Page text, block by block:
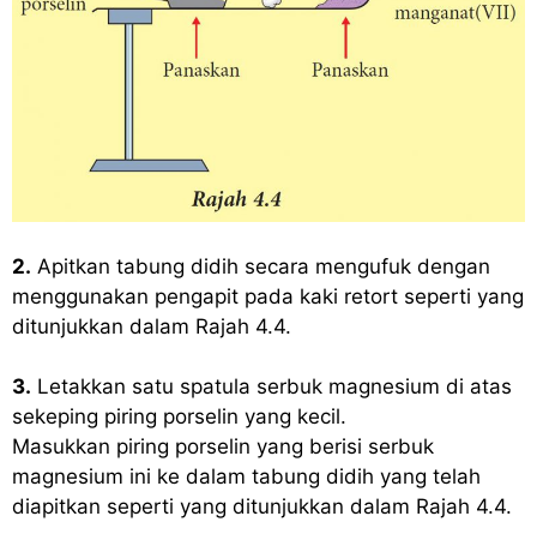
2. Apitkan tabung didih secara mengufuk dengan
menggunakan pengapit pada kaki retort seperti yang
ditunjukkan dalam Rajah 4.4.
3. Letakkan satu spatula serbuk magnesium di atas
sekeping piring porselin yang kecil.
Masukkan piring porselin yang berisi serbuk
magnesium ini ke dalam tabung didih yang telah
diapitkan seperti yang ditunjukkan dalam Rajah 4.4.